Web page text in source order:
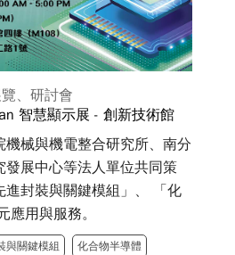
、研討會
智慧顯示展 - 創新技術館
機械與機電整合研究所、南分
發展中心等法人單位共同策
進封裝與關鍵模組」、 「化
應用與服務。
與關鍵模組 化合物半導體